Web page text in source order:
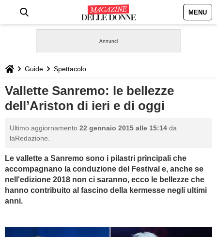
MENU
STILE
BIOGRAFIE
DEFINIZIONI
GASTRONOMIA
CAPELLI
BAMBINO
Guide Spettacolo
Vallette Sanremo: le bellezze
dell’Ariston di ieri e di oggi
Ultimo aggiornamento 22 gennaio 2015 alle 15:14 da
laRedazione.
Le vallette a Sanremo sono i pilastri principali che
accompagnano la conduzione del Festival e, anche se
nell'edizione 2018 non ci saranno, ecco le bellezze che
hanno contribuito al fascino della kermesse negli ultimi
anni.